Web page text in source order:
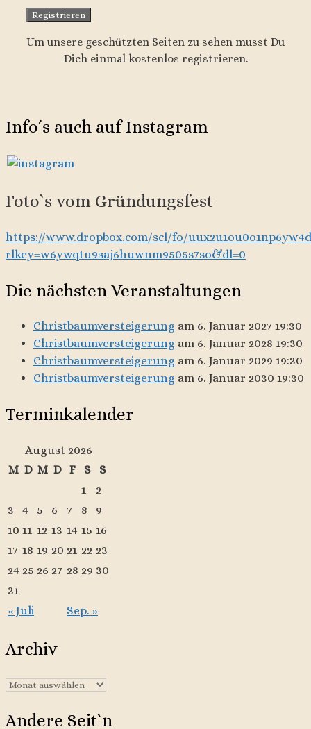
Um unsere geschützten Seiten zu sehen musst Du
Dich einmal kostenlos registrieren.
Info´s auch auf Instagram
Foto`s vom Gründungsfest
https://www.dropbox.com/scl/fo/
rlkey=w6ywqtu9saj6huwnm9505s7so&dl=0
Die nächsten Veranstaltungen
Christbaumversteigerung am 6. Januar 2027 19:30
Christbaumversteigerung am 6. Januar 2028 19:30
Christbaumversteigerung am 6. Januar 2029 19:30
Christbaumversteigerung am 6. Januar 2030 19:30
Terminkalender
August 2026
M D M D F S
S
1
2
3
4 5 6 7 8
9
10 11 12 13 14 15 16
17 18 19 20 21 22 23
24 25 26 27 28 29 30
31
« Juli
Sep. »
Archiv
Archiv
Andere Seit`n